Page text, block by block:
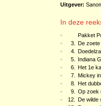
Uitgever:
In deze
•
Pakket
•
3.
De zoete
•
4.
•
5.
Indiana
•
6.
Het 1e
•
7.
Mickey
•
8.
Het
•
9.
Op zoek
•
12.
De wilde